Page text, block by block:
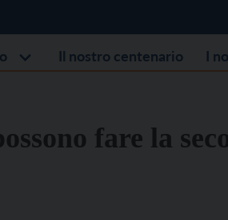
Il nostro centenario I
fare la